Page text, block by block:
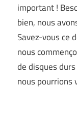
important !
bien, nous
Savez-vous ce
nous
de disques
nous pourrions